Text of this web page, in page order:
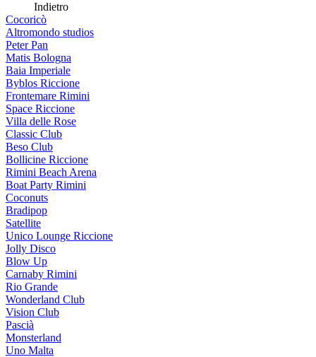
Indietro
Cocoricò
Altromondo studios
Peter Pan
Matis Bologna
Baia Imperiale
Byblos Riccione
Frontemare Rimini
Space Riccione
Villa delle Rose
Classic Club
Beso Club
Bollicine Riccione
Rimini Beach Arena
Boat Party Rimini
Coconuts
Bradipop
Satellite
Unico Lounge Riccione
Jolly Disco
Blow Up
Carnaby Rimini
Rio Grande
Wonderland Club
Vision Club
Pascià
Monsterland
Uno Malta